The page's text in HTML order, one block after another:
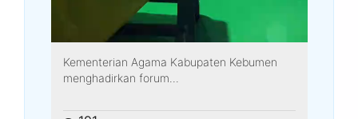
Kementerian Agama Kabupaten Kebumen
menghadirkan forum...